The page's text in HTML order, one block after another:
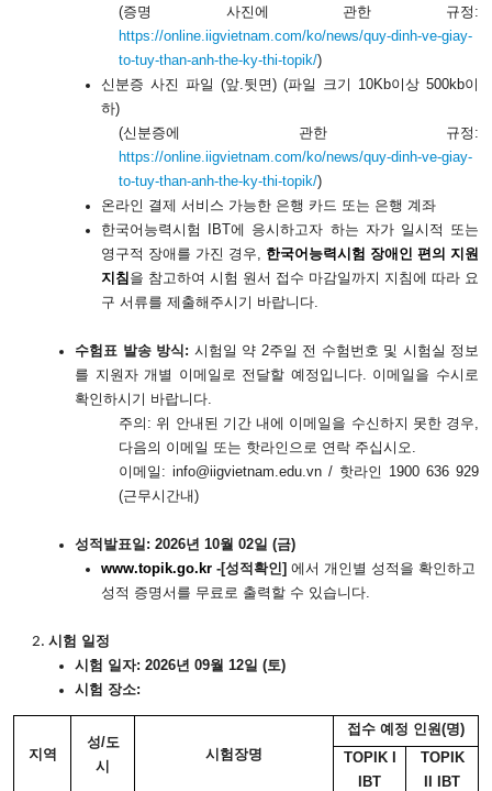
(증명 사진에 관한 규정:
https://online.iigvietnam.com/ko/news/quy-dinh-ve-giay-
to-tuy-than-anh-the-ky-thi-topik/)
신분증 사진 파일 (앞.뒷면) (파일 크기 10Kb이상 500kb이
하)
(신분증에 관한 규정:
https://online.iigvietnam.com/ko/news/quy-dinh-ve-giay-
to-tuy-than-anh-the-ky-thi-topik/)
온라인 결제 서비스 가능한 은행 카드 또는 은행 계좌
한국어능력시험
IBT에 응시하고자 하는 자가 일시적 또는
영구적 장애를 가진 경우, 한국어능력시험 장애인 편의 지원
지침 을 참고하여 시험 원서 접수 마감일까지 지침에 따라 요
구 서류를 제출해주시기 바랍니다.
수험표 발송 방식: 시험일 약 2주일 전 수험번호 및 시험실 정보
를 지원자 개별 이메일로 전달할 예정입니다. 이메일을 수시로
확인하시기 바랍니다.
주의 : 위 안내된 기간 내에 이메일을 수신하지 못한 경우,
다음의 이메일 또는 핫라인으로 연락 주십시오.
이메일 : info@iigvietnam.edu.vn / 핫라인 1900 636 929
(근무시간내)
성적발표일 : 2026년 10월 02일 (금)
www.topik.go.kr -[성적확인] 에서 개인별 성적을 확인하고
성적 증명서를 무료로 출력할 수 있습니다.
시험 일정
시험 일자: 2026년 09월 12일 (토)
시험 장소:
지역
성/도
시
시험장명
접수 예정 인원(명)
TOPIK I
IBT
TOPIK
IBT